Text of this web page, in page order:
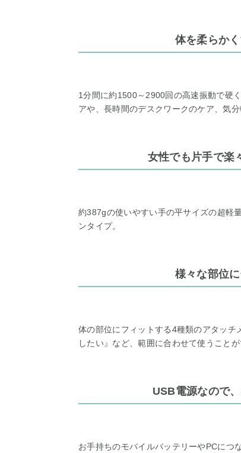
体を柔らか
1分間に約1500～2900回の高速振動で硬
アや、長時間のデスクワークのケア、気分
女性でも片手で楽
約387gの使いやすい手の平サイズの超軽
ンタイプ。
様々な部位
体の部位にフィットする4種類のアタッ
したい』など、範囲に合わせて使うことが
USB電源なので
お手持ちのモバイルバッテリーやPCにつ